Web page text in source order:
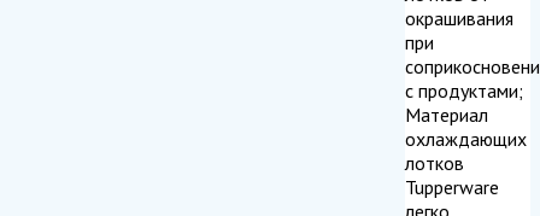
окрашивания
при
с продуктами;
Материал
охлаждающих
лотков
Tupperware
легко